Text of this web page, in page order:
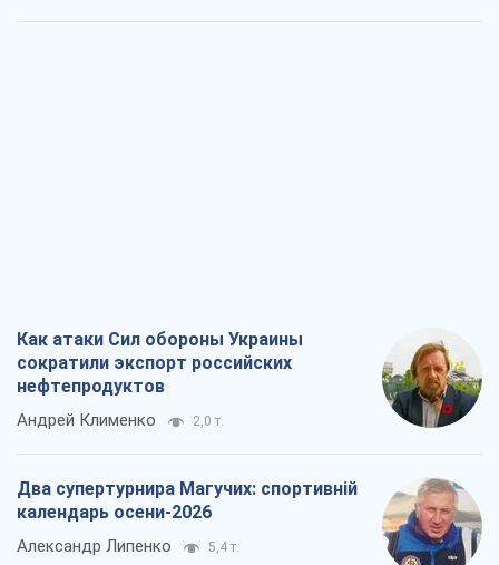
Как атаки Сил обороны Украины
сократили экспорт российских
нефтепродуктов
Андрей Клименко 2,0 т.
Два супертурнира Магучих: спортивній
календарь осени-2026
Александр Липенко 5,4 т.